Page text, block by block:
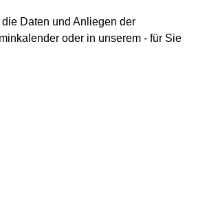
Daten und Anliegen der
oder in unserem - für Sie